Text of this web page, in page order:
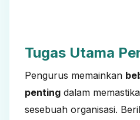
Tugas Utama
Pengurus memainkan
penting dalam
sesebuah organisasi.